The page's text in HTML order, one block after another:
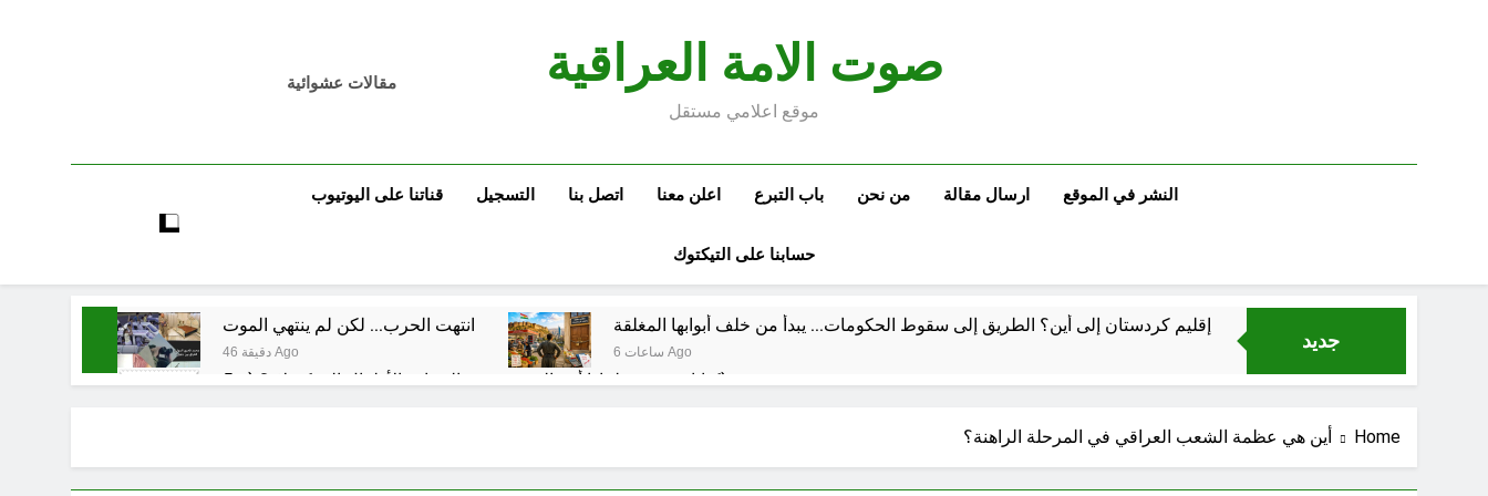
صوت الامة العراقية
موقع اعلامي مستقل
مقالات عشوائية
النشر في الموقع ارسال مقالة من نحن باب التبرع اعلن معنا اتصل بنا التسجيل قناتنا على اليوتيوب
حسابنا على التيكتوك
جديد
انتهت الحرب… لكن لم ينتهي الموت
46 دقيقة Ago
إقليم كردستان إلى أين؟ الطريق إلى سقوط الحكومات… يبدأ من خلف أبوابها المغلقة
6 ساعات Ago
كتابات رد عن لماذا أخذ الحسين معه النساء والأطفال الى كربلاء؟ (ح 5)
الجرح النرجسي وتضخم الذات التعويضي
مشروع إنساني .. بدأ بكرتونة أدوية مجانية وانتهى بـ”صيدليات”خيرية ! اتفاق مكة.. لحظة إعادة تشكيل للتوازنات الإقليمية
Home أين هي عظمة الشعب العراقي في المرحلة الراهنة؟